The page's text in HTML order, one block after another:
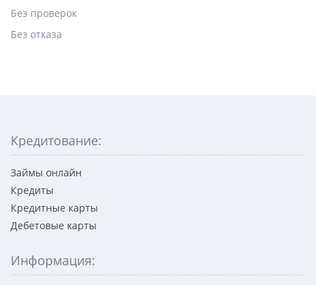
Без проверок
Без отказа
Кредитование:
Займы онлайн
Кредиты
Кредитные карты
Дебетовые карты
Информация: